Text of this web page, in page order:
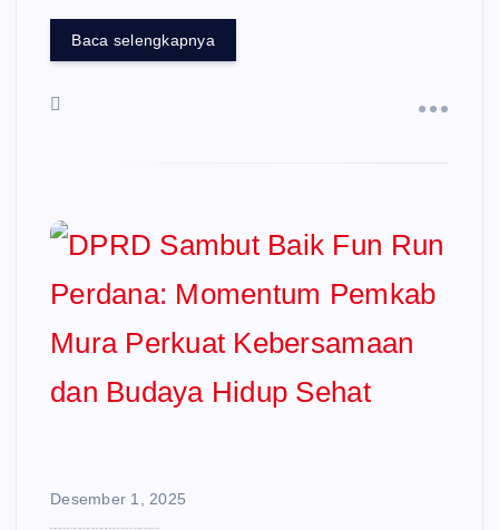
Baca selengkapnya
Desember 1, 2025